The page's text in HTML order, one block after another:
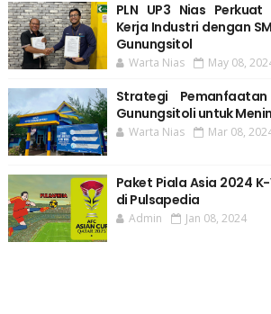
PLN UP3 Nias
Kerja Industri dengan
Gunungsitol
Warta Nias May 08,
Strategi
Gunungsitoli untuk
Warta Nias Mar 08,
Paket Piala Asia 2024
di Pulsapedia
Admin Jan 08, 2024